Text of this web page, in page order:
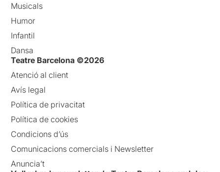
Musicals
Humor
Infantil
Dansa
Teatre Barcelona ©2026
Atenció al client
Avís legal
Política de privacitat
Política de cookies
Condicions d’ús
Comunicacions comercials i Newsletter
Anuncia’t